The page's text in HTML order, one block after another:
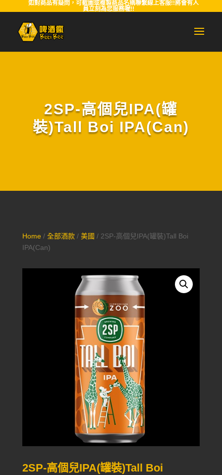
如對商品有疑問，可截圖或複製商品名稱聯繫線上客服!!將會有人
員立刻為您服務喔!!
2SP-高個兒IPA(罐
裝)Tall Boi IPA(Can)
Home/ 全部酒款/ 美國 / 2SP-高個兒IPA(罐裝)Tall Boi
IPA(Can)
2SP-高個兒IPA(罐裝)Tall Boi